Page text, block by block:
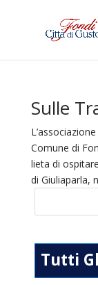
Sulle
Comune di
lieta di
di Giuliaparla,
Tutti